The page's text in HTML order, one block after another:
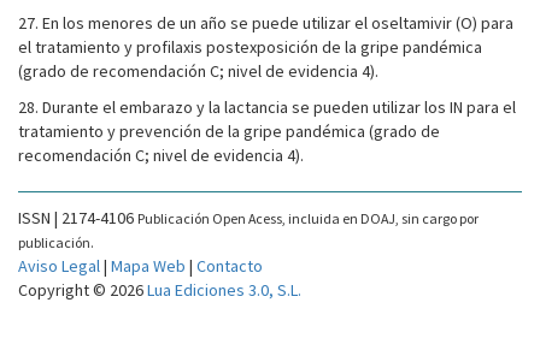
27. En los menores de un año se puede utilizar el oseltamivir (O) para
el tratamiento y profilaxis postexposición de la gripe pandémica
(grado de recomendación C; nivel de evidencia 4).
28. Durante el embarazo y la lactancia se pueden utilizar los IN para el
tratamiento y prevención de la gripe pandémica (grado de
recomendación C; nivel de evidencia 4).
ISSN | 2174-4106 Publicación Open Acess, incluida en DOAJ, sin cargo por
publicación.
Aviso Legal| Mapa Web | Contacto
Copyright © 2026Lua Ediciones 3.0, S.L.